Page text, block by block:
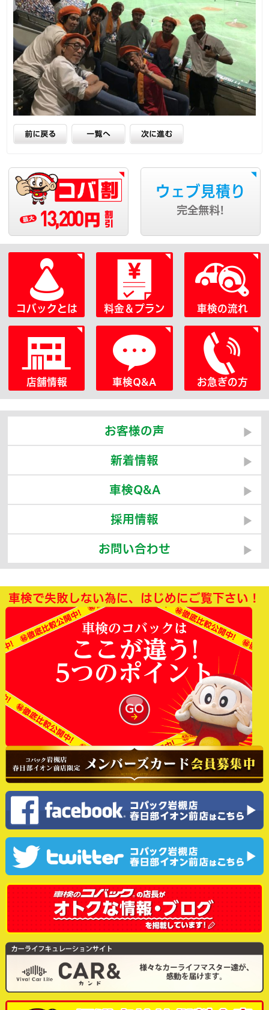
13,200 円
ウェブ見積り
完全無料!
コバックとは 料金＆プラン 車検の流れ
店舗情報 車検Q&A お急ぎの方
お客様の声
新着情報
車検Q&A
採用情報
お問い合わせ
車検で失敗しない為に、はじめにご覧下さい！
車検のコバックは
ここが違う!
5つのポイント